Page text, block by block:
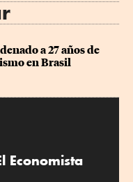
a 27 años de
en Brasil
Economista